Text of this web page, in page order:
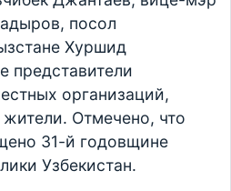
посол
Хуршид
представители
организаций,
Отмечено, что
31-й годовщине
Узбекистан.